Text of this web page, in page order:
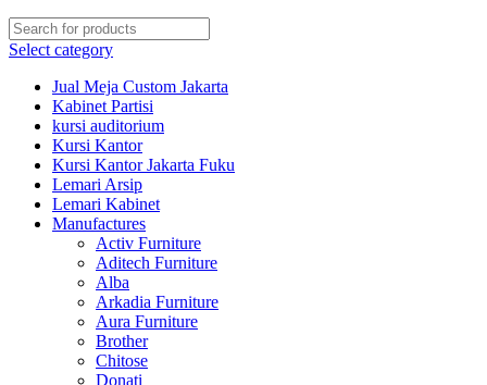
Select category
Jual Meja Custom Jakarta
Kabinet Partisi
kursi auditorium
Kursi Kantor
Kursi Kantor Jakarta Fuku
Lemari Arsip
Lemari Kabinet
Manufactures
Activ Furniture
Aditech Furniture
Alba
Arkadia Furniture
Aura Furniture
Brother
Chitose
Donati